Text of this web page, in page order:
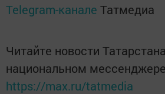
Telegram-канале Татмедиа
Читайте новости
национальном
https://max.ru/tatmedia